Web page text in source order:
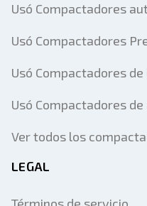
Usó Compactadores
Usó Compactadores
Usó Compactadores
Usó Compactadores
Ver todos los
LEGAL